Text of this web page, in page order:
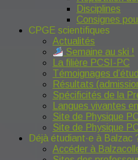
Disciplines
Consignes
CPGE scientifiques
Actualités
Semaine au ski !
La filière PCSI-PC
Témoignages
Résultats
Spécificités de la
Langues vivantes
Site de Physique
Site de Physique
Déjà étudiant·e à Balzac
Accéder à